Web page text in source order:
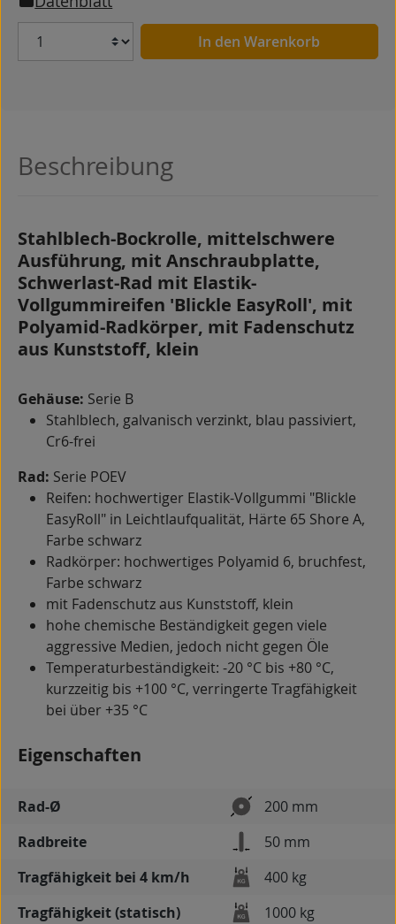
Anzahl In den Warenkorb
Beschreibung
Stahlblech-Bockrolle, mittelschwere
Ausführung, mit Anschraubplatte,
Schwerlast-Rad mit Elastik-
Vollgummireifen 'Blickle EasyRoll', mit
Polyamid-Radkörper, mit Fadenschutz
aus Kunststoff, klein
Gehäuse: Serie B
Stahlblech, galvanisch verzinkt, blau passiviert,
Cr6-frei
Rad: Serie POEV
Reifen: hochwertiger Elastik-Vollgummi "Blickle
EasyRoll" in Leichtlaufqualität, Härte 65 Shore A,
Farbe schwarz
Radkörper: hochwertiges Polyamid 6, bruchfest,
Farbe schwarz
mit Fadenschutz aus Kunststoff, klein
hohe chemische Beständigkeit gegen viele
aggressive Medien, jedoch nicht gegen Öle
Temperaturbeständigkeit: -20 °C bis +80 °C,
kurzzeitig bis +100 °C, verringerte Tragfähigkeit
bei über +35 °C
Eigenschaften
Rad-Ø
200 mm
Radbreite
50 mm
Tragfähigkeit bei 4 km/h
400 kg
Tragfähigkeit (statisch)
1000 kg